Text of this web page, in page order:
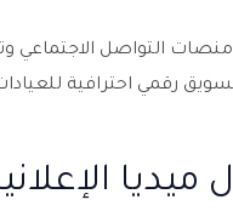
التواصل الاجتماعي
رقمي احترافية